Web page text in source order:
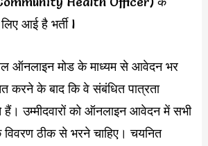
आई है भर्ती l
ऑनलाइन मोड के माध्यम से आवेदन भर
करने के बाद कि वे संबंधित पात्रता
हैं। उम्मीदवारों को ऑनलाइन आवेदन में सभी
विवरण ठीक से भरने चाहिए। चयनित